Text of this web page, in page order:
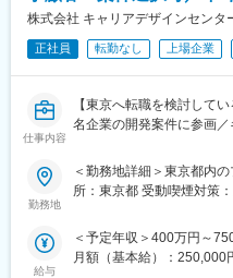
機能追加（出店店舗向け管
PC：Mac／Windows（Mac
言語：JavaScript、
・運用・保守・改修業務
・開発チーム・関連部門と
■プロジェクト例：
DB設計・移行
監視、バックアップ、デー
DB：Oracle（3～4割）、
OS：Unix系
インフラ：Azure
（2） 日本最大級ECサイ
株式会社 キャリアデザインセンタ
正社員 転勤なし 上場企業
仕事内容
【東京へ転職を検討して
名企業の開発案件に参画／
UPされた方もいます！】
■業務内容
と市場価値を高めていた
金融・医療・EC・エンタ
勤務地
＜勤務地詳細＞東京都内
所：東京都 受動喫煙対策
給与
＜予定年収＞400万円～
月額（基本給）：